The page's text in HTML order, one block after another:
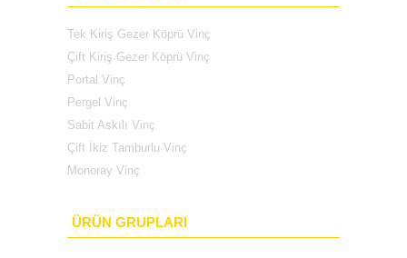
Tek Kiriş Gezer Köprü Vinç
Çift Kiriş Gezer Köprü Vinç
Portal Vinç
Pergel Vinç
Sabit Askılı Vinç
Çift İkiz Tamburlu Vinç
Monoray Vinç
ÜRÜN GRUPLARI